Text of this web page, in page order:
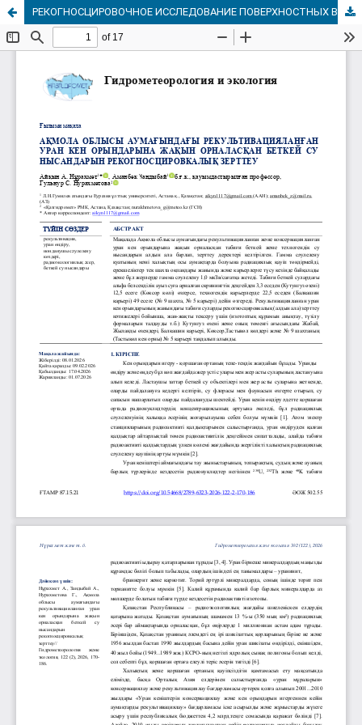
РЕКОГНОСЦИРОВОЧНОЕ ИССЛЕДОВАНИЕ ПОВЕРХНОСТНЫХ ВОДНЫХ ОБЪЕКТОВ, РАСПОЛОЖЕННЫХ ВБЛИЗИ РЕКУЛЬТИВИРОВАННЫХ УРАНОВЫХ МЕСТОРОЖДЕНИЙ НА ТЕРРИТОРИИ АКМОЛИНСКОЙ ОБЛАСТИ